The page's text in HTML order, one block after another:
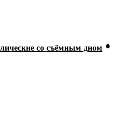
со съёмным дном •